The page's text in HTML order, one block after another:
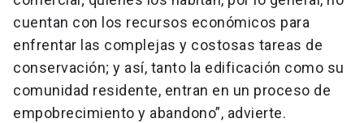
cuentan con los recursos económicos para
enfrentar las complejas y costosas tareas de
conservación; y así, tanto la edificación como su
comunidad residente, entran en un proceso de
empobrecimiento y abandono”, advierte.